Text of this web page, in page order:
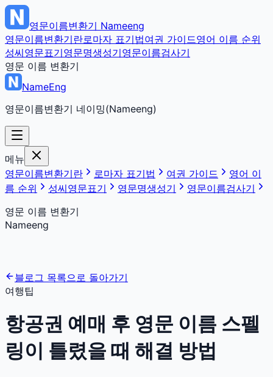
영문이름변환기 Nameeng
영문이름변환기란로마자 표기법여권 가이드영어 이름 순위
성씨영문표기영문명생성기영문이름검사기
영문 이름 변환기
NameEng
영문이름변환기 네이밍(Nameeng)
메뉴
영문이름변환기란
로마자 표기법 여권 가이드
영어 이
름 순위
성씨영문표기 영문명생성기
영문이름검사기
영문 이름 변환기
Nameeng
블로그 목록으로 돌아가기
여행팁
항공권 예매 후 영문 이름 스펠
링이 틀렸을 때 해결 방법